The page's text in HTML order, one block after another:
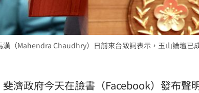
漢（Mahendra Chaudhry）日前來台致詞表示，玉山論壇已
濟政府今天在臉書（Facebook）發布聲